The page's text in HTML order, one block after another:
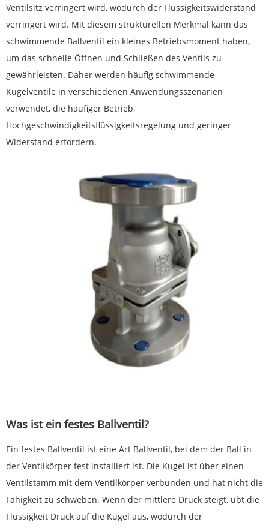
Ventilsitz verringert wird, wodurch der Flüssigkeitswiderstand
verringert wird. Mit diesem strukturellen Merkmal kann das
schwimmende Ballventil ein kleines Betriebsmoment haben,
um das schnelle Öffnen und Schließen des Ventils zu
gewährleisten. Daher werden häufig schwimmende
Kugelventile in verschiedenen Anwendungsszenarien
verwendet, die häufiger Betrieb,
Hochgeschwindigkeitsflüssigkeitsregelung und geringer
Widerstand erfordern.
Was ist ein festes Ballventil?
Ein festes Ballventil ist eine Art Ballventil, bei dem der Ball in
der Ventilkörper fest installiert ist. Die Kugel ist über einen
Ventilstamm mit dem Ventilkörper verbunden und hat nicht die
Fähigkeit zu schweben. Wenn der mittlere Druck steigt, übt die
Flüssigkeit Druck auf die Kugel aus, wodurch der